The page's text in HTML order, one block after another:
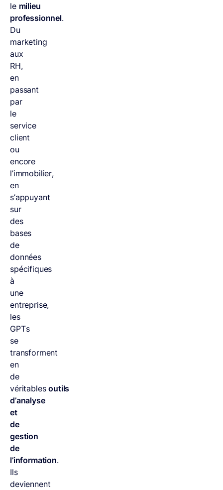
le milieu
professionnel.
Du
marketing
aux
RH,
en
passant
par
le
service
client
ou
encore
l’immobilier,
en
s’appuyant
sur
des
bases
de
données
spécifiques
à
une
entreprise,
les
GPTs
se
transforment
en
de
véritablesoutils
d’analyse
et
de
gestion
de
l’information.
Ils
deviennent